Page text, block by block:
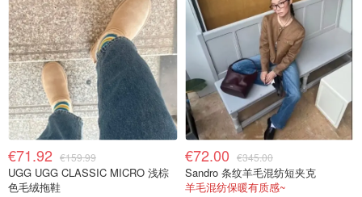
€71.92 €159.99
UGG UGG CLASSIC MICRO 浅棕
色毛绒拖鞋
€72.00 €345.00
Sandro 条纹羊毛混纺短夹克
羊毛混纺保暖有质感~